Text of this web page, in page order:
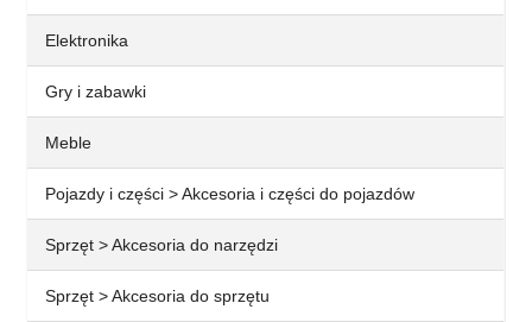
Elektronika
Gry i zabawki
Meble
Pojazdy i części > Akcesoria i części do pojazdów
Sprzęt > Akcesoria do narzędzi
Sprzęt > Akcesoria do sprzętu